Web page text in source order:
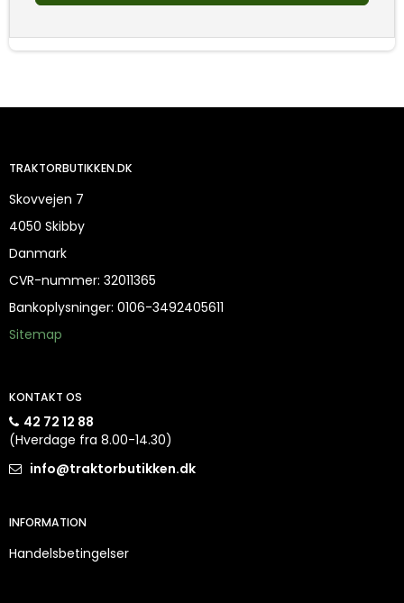
TRAKTORBUTIKKEN.DK
Skovvejen 7
4050 Skibby
Danmark
CVR-nummer: 32011365
Bankoplysninger: 0106-3492405611
Sitemap
KONTAKT OS
42 72 12 88
(Hverdage fra 8.00-14.30)
info@traktorbutikken.dk
INFORMATION
Handelsbetingelser